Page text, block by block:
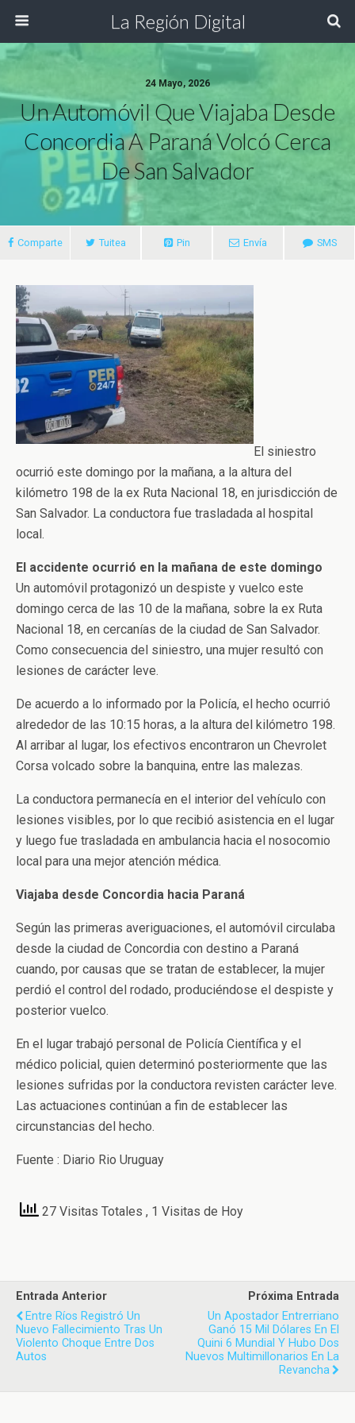
La Región Digital
24 Mayo, 2026
Un Automóvil Que Viajaba Desde
Concordia A Paraná Volcó Cerca
De San Salvador
Comparte Tuitea Pin Envía SMS
El siniestro
ocurrió este domingo por la mañana, a la altura del
kilómetro 198 de la ex Ruta Nacional 18, en jurisdicción de
San Salvador. La conductora fue trasladada al hospital
local.
El accidente ocurrió en la mañana de este domingo
Un automóvil protagonizó un despiste y vuelco este
domingo cerca de las 10 de la mañana, sobre la ex Ruta
Nacional 18, en cercanías de la ciudad de San Salvador.
Como consecuencia del siniestro, una mujer resultó con
lesiones de carácter leve.
De acuerdo a lo informado por la Policía, el hecho ocurrió
alrededor de las 10:15 horas, a la altura del kilómetro 198.
Al arribar al lugar, los efectivos encontraron un Chevrolet
Corsa volcado sobre la banquina, entre las malezas.
La conductora permanecía en el interior del vehículo con
lesiones visibles, por lo que recibió asistencia en el lugar
y luego fue trasladada en ambulancia hacia el nosocomio
local para una mejor atención médica.
Viajaba desde Concordia hacia Paraná
Según las primeras averiguaciones, el automóvil circulaba
desde la ciudad de Concordia con destino a Paraná
cuando, por causas que se tratan de establecer, la mujer
perdió el control del rodado, produciéndose el despiste y
posterior vuelco.
En el lugar trabajó personal de Policía Científica y el
médico policial, quien determinó posteriormente que las
lesiones sufridas por la conductora revisten carácter leve.
Las actuaciones continúan a fin de establecer las
circunstancias del hecho.
Fuente : Diario Rio Uruguay
27 Visitas Totales , 1 Visitas de Hoy
Entrada Anterior
Entre Ríos Registró Un
Nuevo Fallecimiento Tras Un
Violento Choque Entre Dos
Autos
Próxima Entrada
Un Apostador Entrerriano
Ganó 15 Mil Dólares En El
Quini 6 Mundial Y Hubo Dos
Nuevos Multimillonarios En La
Revancha